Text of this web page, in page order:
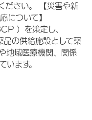
ださい。 【災害や新
について】
）を策定し、
の供給施設として薬
地域医療機関、関係
います。